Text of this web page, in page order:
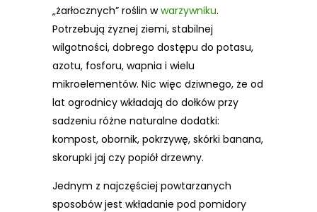
„żarłocznych” roślin wwarzywniku.
Potrzebują żyznej ziemi, stabilnej
wilgotności, dobrego dostępu do potasu,
azotu, fosforu, wapnia i wielu
mikroelementów. Nic więc dziwnego, że od
lat ogrodnicy wkładają do dołków przy
sadzeniu różne naturalne dodatki:
kompost, obornik, pokrzywę, skórki banana,
skorupki jaj czy popiół drzewny.
Jednym z najczęściej powtarzanych
sposobów jest wkładanie pod pomidory